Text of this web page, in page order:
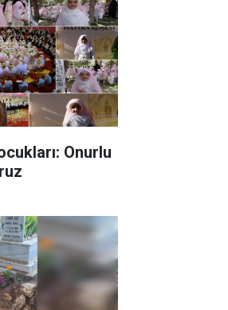
Onurlu